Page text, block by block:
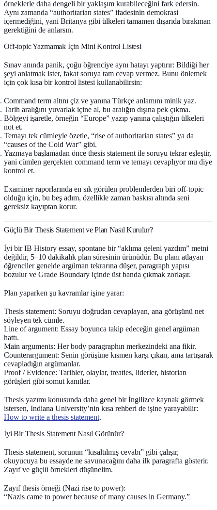
örneklerle daha dengeli bir yaklaşım kurabileceğini fark edersin.
Aynı zamanda “authoritarian states” ifadesinin demokrasi
içermediğini, yani Britanya gibi ülkeleri tamamen dışarıda bırakman
gerektiğini de anlarsın.
Off‑topic Yazmamak İçin Mini Kontrol Listesi
Sınav anında panik, çoğu öğrenciye aynı hatayı yaptırır: Bildiği her
şeyi anlatmak ister, fakat soruya tam cevap vermez. Bunu önlemek
için çok kısa bir kontrol listesi kullanabilirsin:
Command term altını çiz ve yanına Türkçe anlamını minik yaz.
Tarih aralığını yuvarlak içine al, bu aralığın dışına pek çıkma.
Bölgeyi işaretle, örneğin “Europe” yazıp yanına çalıştığın ülkeleri
not et.
Temayı tek cümleyle özetle, “rise of authoritarian states” ya da
“causes of the Cold War” gibi.
Yazmaya başlamadan önce thesis statement ile soruyu tekrar eşleştir,
yani cümlen gerçekten command term ve temayı cevaplıyor mu diye
kontrol et.
Examiner raporlarında en sık görülen problemlerden biri off‑topic
olduğu için, bu beş adım, özellikle zaman baskısı altında seni
gereksiz kayıptan korur.
Güçlü Bir Thesis Statement ve Plan Nasıl Kurulur?
İyi bir IB History essay, spontane bir “aklıma geleni yazdım” metni
değildir, 5–10 dakikalık plan süresinin ürünüdür. Bu planı atlayan
öğrenciler genelde argüman tekrarına düşer, paragraph yapısı
bozulur ve Grade Boundary içinde üst banda çıkmak zorlaşır.
Plan yaparken şu kavramlar işine yarar:
Thesis statement: Soruyu doğrudan cevaplayan, ana görüşünü net
söyleyen tek cümle.
Line of argument: Essay boyunca takip edeceğin genel argüman
hattı.
Main arguments: Her body paragraphın merkezindeki ana fikir.
Counterargument: Senin görüşüne kısmen karşı çıkan, ama tartışarak
cevapladığın argümanlar.
Proof / Evidence: Tarihler, olaylar, treaties, liderler, historian
görüşleri gibi somut kanıtlar.
Thesis yazımı konusunda daha genel bir İngilizce kaynak görmek
istersen, Indiana University’nin kısa rehberi de işine yarayabilir:
How to write a thesis statement.
İyi Bir Thesis Statement Nasıl Görünür?
Thesis statement, sorunun “kısaltılmış cevabı” gibi çalışır,
okuyucuya bu essayde ne savunacağını daha ilk paragrafta gösterir.
Zayıf ve güçlü örnekleri düşünelim.
Zayıf thesis örneği (Nazi rise to power):
“Nazis came to power because of many causes in Germany.”